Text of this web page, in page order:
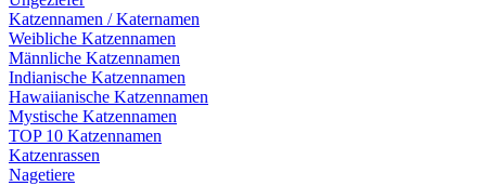
Katzennamen / Katernamen
Weibliche Katzennamen
Männliche Katzennamen
Indianische Katzennamen
Hawaiianische Katzennamen
Mystische Katzennamen
TOP 10 Katzennamen
Katzenrassen
Nagetiere